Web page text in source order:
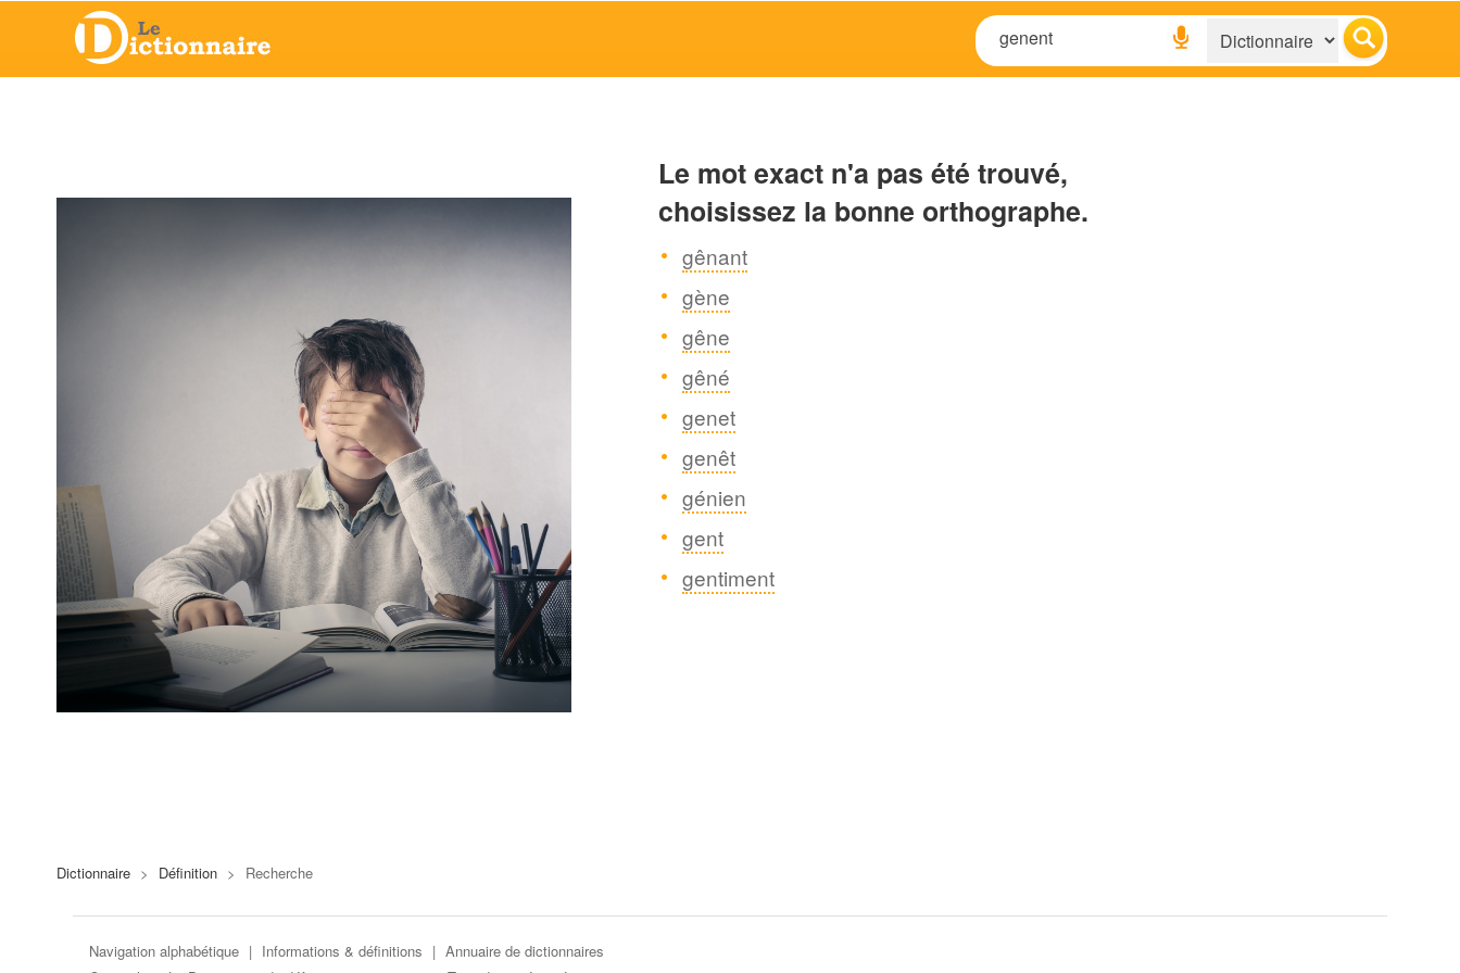
Le mot exact n'a pas été trouvé,
choisissez la bonne orthographe.
gênant
gène
gêne
gêné
genet
genêt
génien
gent
gentiment
Dictionnaire > Définition > Recherche
Navigation alphabétique | Informations & définitions | Annuaire de dictionnaires